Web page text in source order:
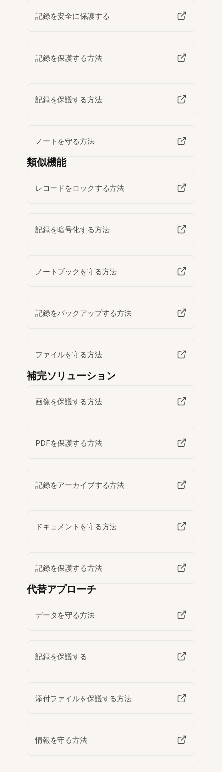
記録を安全に保護する
記録を保護する方法
記録を保護する方法
ノートを守る方法
類似機能
レコードをロックする方法
記録を暗号化する方法
ノートブックを守る方法
記録をバックアップする方法
ファイルを守る方法
補完ソリューション
画像を保護する方法
PDFを保護する方法
記録をアーカイブする方法
ドキュメントを守る方法
記録を保護する方法
代替アプローチ
データを守る方法
記録を保護する
添付ファイルを保護する方法
情報を守る方法